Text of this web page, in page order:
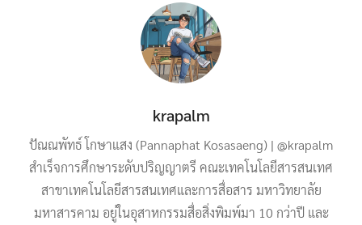
krapalm
ปัณณพัทธ์ โกษาแสง (Pannaphat Kosasaeng) | @krapalm
สำเร็จการศึกษาระดับปริญญาตรี คณะเทคโนโลยีสารสนเทศ
สาขาเทคโนโลยีสารสนเทศและการสื่อสาร มหาวิทยาลัย
มหาสารคาม อยู่ในอุสาหกรรมสื่อสิ่งพิมพ์มา 10 กว่าปี และ